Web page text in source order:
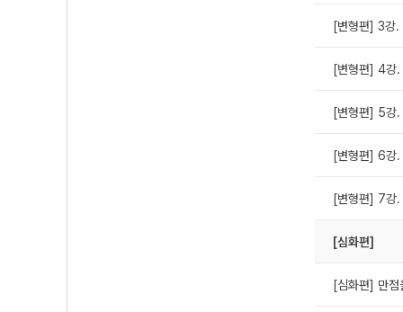
[변형편] 3강
[변형편] 4강
[변형편] 5강
[변형편] 6강
[변형편] 7강
[심화편]
[심화편] 만